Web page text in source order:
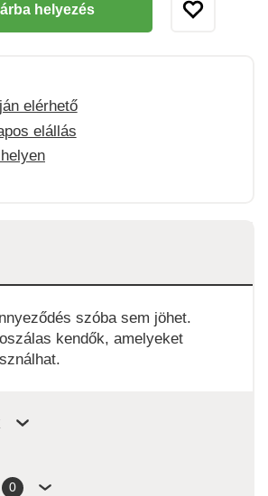
helyezés
elérhető
elállás
szóba sem jöhet.
kendők, amelyeket
0